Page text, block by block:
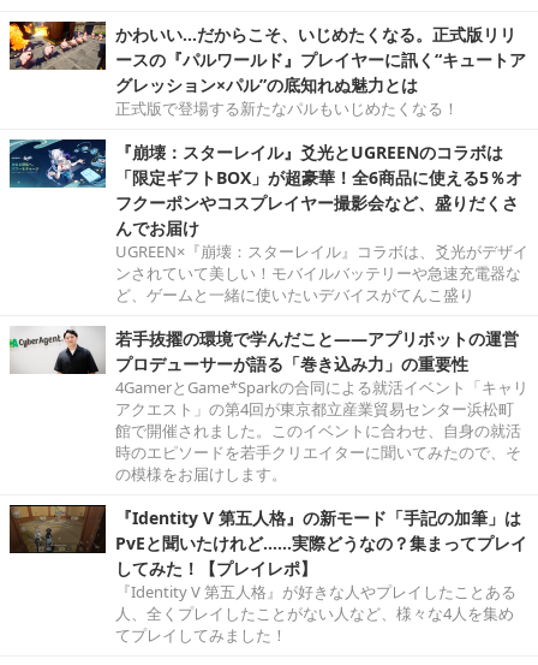
かわいい…だからこそ、いじめたくなる。正式版リリ
ースの『パルワールド』プレイヤーに訊く“キュートア
グレッション×パル”の底知れぬ魅力とは
正式版で登場する新たなパルもいじめたくなる！
『崩壊：スターレイル』爻光とUGREENのコラボは
「限定ギフトBOX」が超豪華！全6商品に使える5％オ
フクーポンやコスプレイヤー撮影会など、盛りだくさ
んでお届け
UGREEN×『崩壊：スターレイル』コラボは、爻光がデザイ
ンされていて美しい！モバイルバッテリーや急速充電器な
ど、ゲームと一緒に使いたいデバイスがてんこ盛り
若手抜擢の環境で学んだこと――アプリボットの運営
プロデューサーが語る「巻き込み力」の重要性
4GamerとGame*Sparkの合同による就活イベント「キャリ
アクエスト」の第4回が東京都立産業貿易センター浜松町
館で開催されました。このイベントに合わせ、自身の就活
時のエピソードを若手クリエイターに聞いてみたので、そ
の模様をお届けします。
『Identity V 第五人格』の新モード「手記の加筆」は
PvEと聞いたけれど……実際どうなの？集まってプレイ
してみた！【プレイレポ】
『Identity V 第五人格』が好きな人やプレイしたことある
人、全くプレイしたことがない人など、様々な4人を集め
てプレイしてみました！